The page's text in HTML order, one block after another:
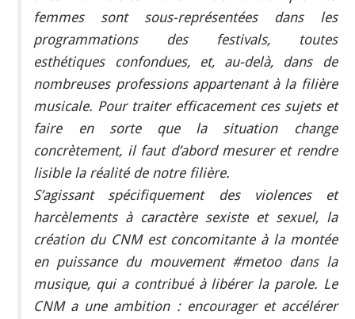
femmes sont sous-représentées dans les
programmations des festivals, toutes
esthétiques confondues, et, au-delà, dans de
nombreuses professions appartenant à la filière
musicale. Pour traiter efficacement ces sujets et
faire en sorte que la situation change
concrètement, il faut d’abord mesurer et rendre
lisible la réalité de notre filière.
S’agissant spécifiquement des violences et
harcèlements à caractère sexiste et sexuel, la
création du CNM est concomitante à la montée
en puissance du mouvement #metoo dans la
musique, qui a contribué à libérer la parole. Le
CNM a une ambition : encourager et accélérer